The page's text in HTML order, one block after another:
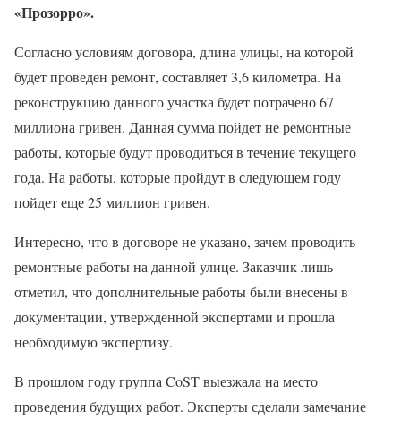
«Прозорро».
Согласно условиям договора, длина улицы, на которой
будет проведен ремонт, составляет 3,6 километра. На
реконструкцию данного участка будет потрачено 67
миллиона гривен. Данная сумма пойдет не ремонтные
работы, которые будут проводиться в течение текущего
года. На работы, которые пройдут в следующем году
пойдет еще 25 миллион гривен.
Интересно, что в договоре не указано, зачем проводить
ремонтные работы на данной улице. Заказчик лишь
отметил, что дополнительные работы были внесены в
документации, утвержденной экспертами и прошла
необходимую экспертизу.
В прошлом году группа CoST выезжала на место
проведения будущих работ. Эксперты сделали замечание